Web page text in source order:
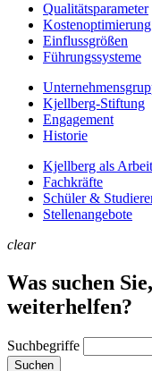
Qualitätsparameter
Kostenoptimierung
Einflussgrößen
Führungssysteme
Kjellberg-Stiftung
Engagement
Historie
Kjellberg als
Fachkräfte
Schüler &
Stellenangebote
clear
Was suchen
weiterhelfen?
Suchbegriffe
Suchen